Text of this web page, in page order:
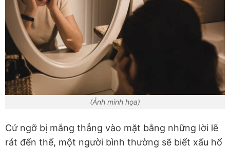
(Ảnh minh họa)
Cứ ngỡ bị mắng thẳng vào mặt bằng những lời lẽ
rát đến thế, một người bình thường sẽ biết xấu hổ